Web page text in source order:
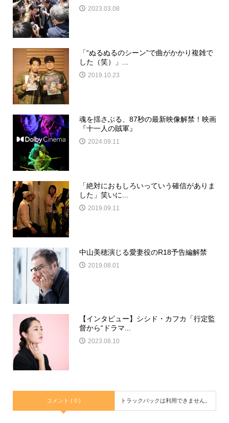
2023.03.08
「“ぬるぬるのシーン”で曲がかかり複雑で
した（笑）」...
2019.10.23
魂を揺さぶる、87秒の最新映像解禁！映画
『十一人の賊軍』
2024.09.11
「絶対におもしろいっていう確信がありま
した」笑いに...
2019.09.11
中山美穂演じる愛妻役のR18予告編解禁
2019.08.01
【インタビュー】シシド・カフカ「行定監
督から“ドラマ...
2023.08.10
コメント ( 0 ) トラックバックは利用できません。